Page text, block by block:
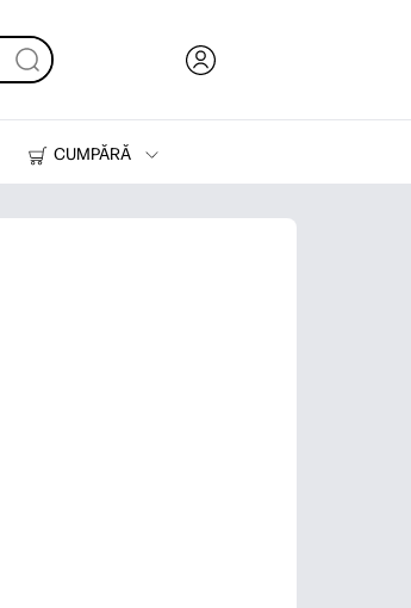
CUMPĂRĂ
Imprimante